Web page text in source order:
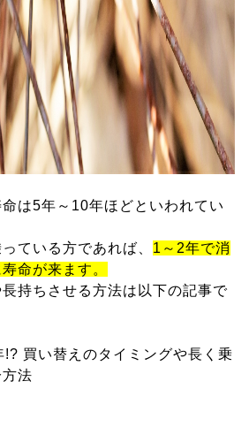
は5年～10年ほどといわれてい
ている方であれば、 1～2年で消
命が来ます。
持ちさせる方法は以下の記事で
!? 買い替えのタイミングや長く乗
法